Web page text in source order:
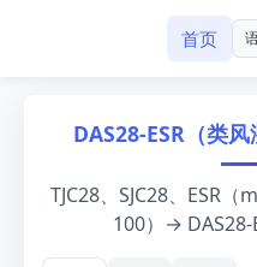
首页
DAS28-ESR（类
TJC28、SJC28、ESR
100）→ DAS28-